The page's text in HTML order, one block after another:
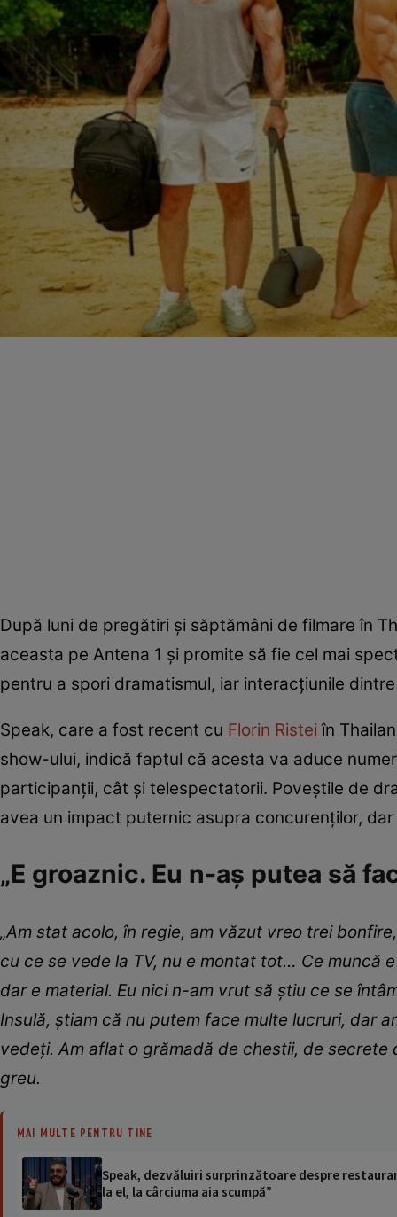
După luni de pregătiri și săptămâni de filmare în
aceasta pe Antena 1 și promite să fie cel mai
pentru a spori dramatismul, iar interacțiunile
Speak, care a fost recent cu Florin Ristei în
show-ului, indică faptul că acesta va aduce
participanții, cât și telespectatorii. Poveștile de
avea un impact puternic asupra concurenților,
„E groaznic. Eu n-aș putea să
„Am stat acolo, în regie, am văzut vreo trei
cu ce se vede la TV, nu e montat tot… Ce muncă
dar e material. Eu nici n-am vrut să știu ce se
Insulă, știam că nu putem face multe lucruri, dar
vedeți. Am aflat o grămadă de chestii, de
greu.
MAI MULTE PENTRU TINE
Speak, dezvăluiri surprinzătoare despre
la el, la cârciuma aia scumpă”